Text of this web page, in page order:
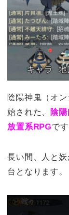
陰陽神鬼（オ
始された、 陰
放置系RPGです
長い間、人と
台となります。